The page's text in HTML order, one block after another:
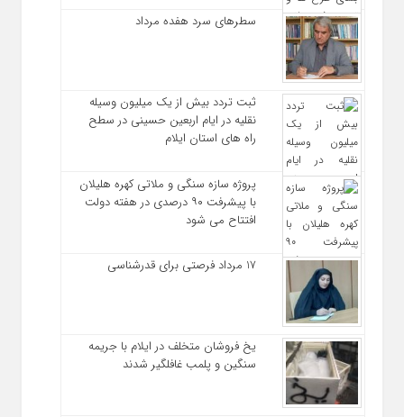
سطرهای سرد هفده مرداد
ثبت تردد بیش از یک میلیون وسیله
نقلیه در ایام اربعین حسینی در سطح
راه‌ های استان ایلام
پروژه سازه سنگی و ملاتی کهره هلیلان
با پیشرفت ۹۰ درصدی در هفته دولت
افتتاح می شود
17 مرداد فرصتی برای قدرشناسی
یخ‌ فروشان متخلف در ایلام با جریمه
سنگین و پلمب غافلگیر شدند